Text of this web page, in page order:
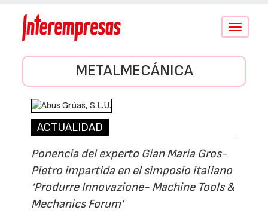
Conmutar
METALMECÁNICA
ACTUALIDAD
Ponencia del experto Gian Maria Gros-
Pietro impartida en el simposio italiano
‘Produrre Innovazione- Machine Tools &
Mechanics Forum’